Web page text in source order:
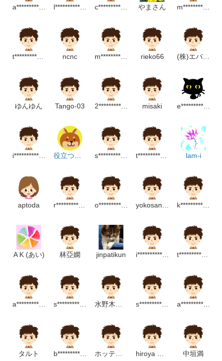
a*********************P l*************************p c**********************p やまさん m************************p
t********************p ncnc m*******************m rieko66 (株)エバタ美容商事
ゆんゆん Tango-03 2***************p misaki e*****************m
i***************m 役立つ販促素材なるわん座 s*******************p t******************m lam-i
aptoda r************************m o******************m yokosansyodo k******************m
A K (あい) 林亞嫻 jinpatikun i*******************p t*************************p
a*********************m s**********************p 水野木々音 s*******************m a*******************m
タルト b**************m ホッティー hiroya maki 中垣満